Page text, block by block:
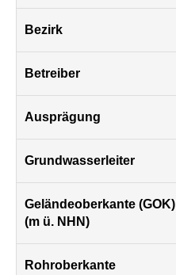
Bezirk
Betreiber
Ausprägung
Grundwasserleiter
Geländeoberkante (GOK)
(m ü. NHN)
Rohroberkante